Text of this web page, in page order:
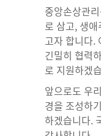
중앙손상관
로 삼고, 생
고자 합니다.
긴밀히 협력
로 지원하겠
앞으로도 우
경을 조성하
하겠습니다.